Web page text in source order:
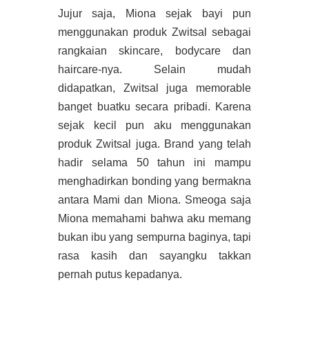
Jujur saja, Miona sejak bayi pun
menggunakan produk Zwitsal sebagai
rangkaian skincare, bodycare dan
haircare-nya. Selain mudah
didapatkan, Zwitsal juga memorable
banget buatku secara pribadi. Karena
sejak kecil pun aku menggunakan
produk Zwitsal juga. Brand yang telah
hadir selama 50 tahun ini mampu
menghadirkan bonding yang bermakna
antara Mami dan Miona. Smeoga saja
Miona memahami bahwa aku memang
bukan ibu yang sempurna baginya, tapi
rasa kasih dan sayangku takkan
pernah putus kepadanya.